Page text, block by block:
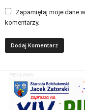
Zapamiętaj moje dane
komentarzy.
REKLAMA